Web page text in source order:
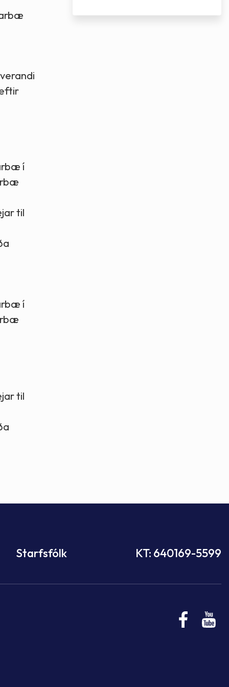
í
til
í
til
Starfsfólk KT: 640169-5599